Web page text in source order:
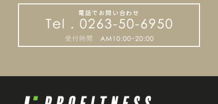
電話でお問い合わせ